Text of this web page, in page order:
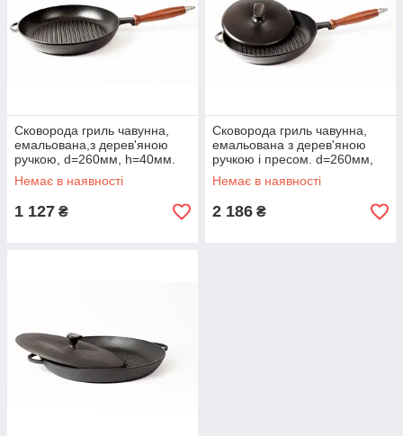
Сковорода гриль чавунна,
емальована,з дерев'яною
ручкою, d=260мм, h=40мм.
Матово-чорна
Немає в наявності
1 127 ₴
Сковорода гриль чавунна,
емальована з дерев'яною
ручкою і пресом. d=260мм,
h=40мм, матово-чорна
Немає в наявності
2 186 ₴